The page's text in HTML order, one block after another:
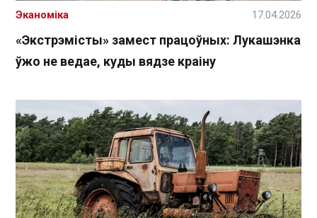
«Экстрэмісты» замест працоўных: Лукашэнка
ўжо не ведае, куды вядзе краіну
Эканоміка 17.04.2026